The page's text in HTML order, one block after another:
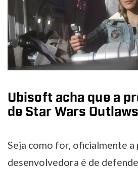
Ubisoft acha que a
de Star Wars
Seja como for, oficialmente a
desenvolvedora é de